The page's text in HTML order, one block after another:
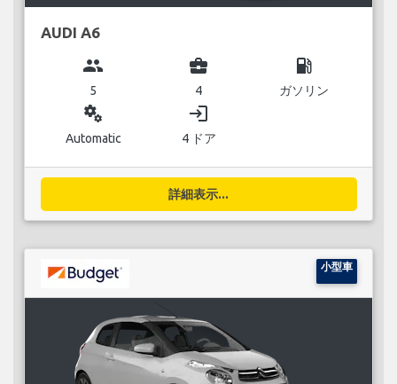
AUDI A6
group
5
business_center
4
local_gas_station
ガソリン
miscellaneous_services
Automatic
login
4 ドア
詳細表示...
小型車